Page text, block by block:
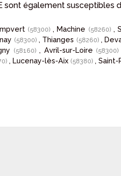
sont également susceptibles
(58300) , Machine (58260) ,
(58300) , Thianges (58260) ,
(58160) , Avril-sur-Loire (58300)
, Lucenay-lès-Aix (58380) ,